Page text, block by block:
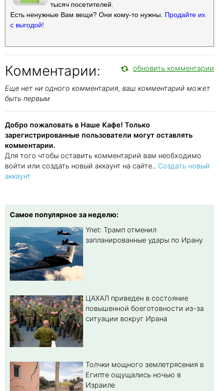
тысяч посетителей.
Есть ненужные Вам вещи? Они кому-то нужны. Продайте их
с выгодой!
Комментарии: обновить комментарии
Еще нет ни одного комментария, ваш комментарий может
быть первым
Добро пожаловать в Наше Кафе! Только
зарегистрированные пользователи могут оставлять
комментарии.
Для того чтобы оставить комментарий вам необходимо
войти или создать новый аккаунт на сайте.. Создать новый
аккаунт
Самое популярное за неделю:
Ynet: Трамп отменил
запланированные удары по Ирану
ЦАХАЛ приведен в состояние
повышенной боеготовности из-за
ситуации вокруг Ирана
Толчки мощного землетрясения в
Египте ощущались ночью в
Израиле